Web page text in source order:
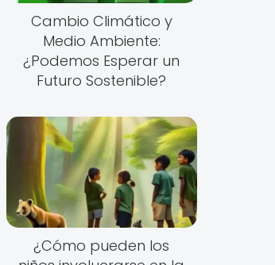
Cambio Climático y
Medio Ambiente:
¿Podemos Esperar un
Futuro Sostenible?
¿Cómo pueden los